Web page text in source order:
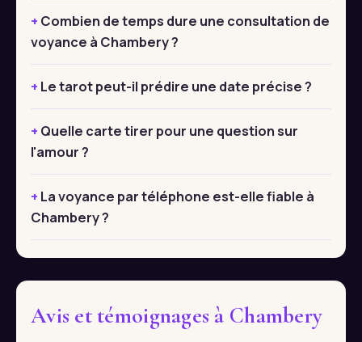
Combien de temps dure une consultation de
voyance à Chambery ?
Le tarot peut-il prédire une date précise ?
Quelle carte tirer pour une question sur
l'amour ?
La voyance par téléphone est-elle fiable à
Chambery ?
Avis et témoignages à Chambery